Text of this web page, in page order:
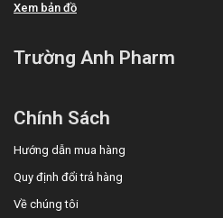
Xem bản đồ
Trường Anh Pharm
Chính Sách
Hướng dẫn mua hàng
Quy định đổi trả hàng
Về chúng tôi